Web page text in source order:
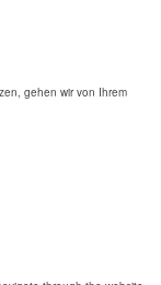
gehen wir von Ihrem